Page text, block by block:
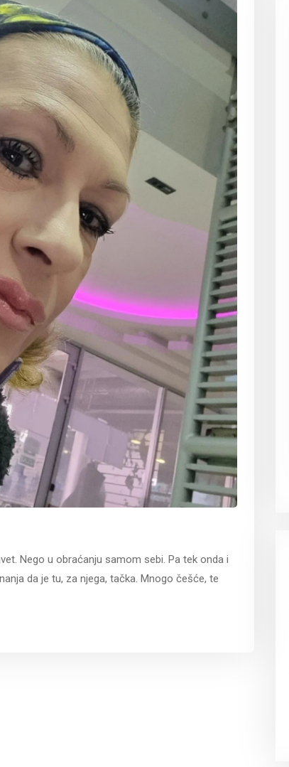
Nego u obraćanju samom sebi. Pa tek onda i
da je tu, za njega, tačka. Mnogo češće, te